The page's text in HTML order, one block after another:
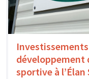
développement
sportive à